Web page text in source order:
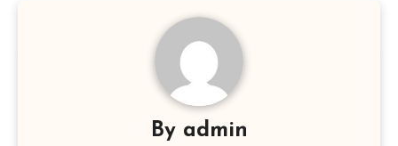
By admin